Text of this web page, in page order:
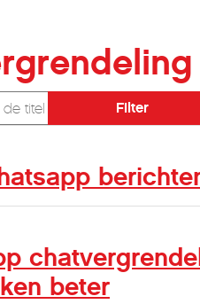
titel in Filter
beter